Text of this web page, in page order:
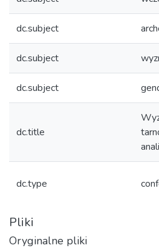
dc.subject
dc.subject
dc.subject
dc.title
dc.type
Pliki
Oryginalne pliki